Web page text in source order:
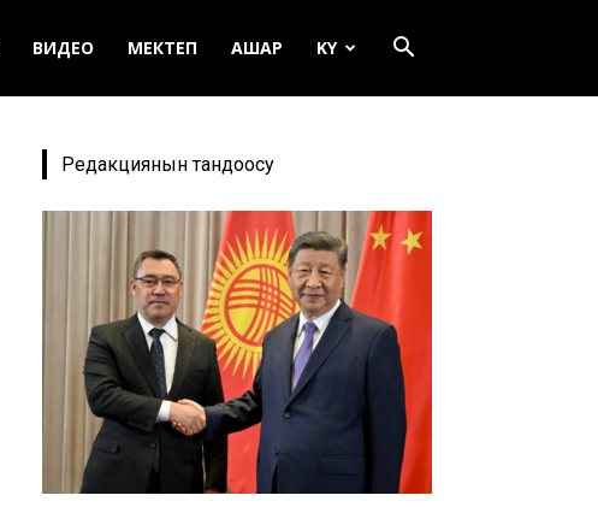
ВИДЕО МЕКТЕП АШАР KY
Редакциянын тандоосу